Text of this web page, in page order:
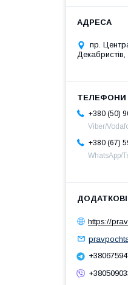
пр.
+380 (50)
Viber/
+380 (67)
WhatsApp/
https://